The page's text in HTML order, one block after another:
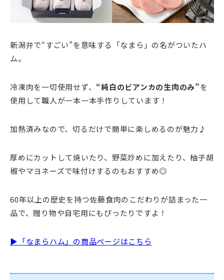
新潟弁で“すごい”を意味する「なまら」の名がついたハ
ム。
冷凍肉を一切使用せず、 “純白のビアンカの生肉のみ”を
使用して職人が一本一本手作りしています！
加熱済みなので、切るだけで簡単に楽しめるのが魅力♪
厚めにカットして焼いたり、野菜炒めに加えたり、柚子胡
椒やマヨネーズで味付けするのもおすすめ◎
60年以上の歴史を持つ佐藤食肉のこだわりが詰まった一
品で、贈り物や自宅用にもぴったりですよ！
▶「なまらハム」の商品ページはこちら